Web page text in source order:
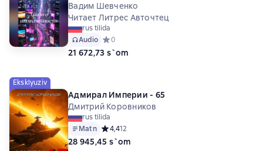
Вадим Шевченко
Читает Литрес Авточтец
rus tilida
Audio Средний рейтинг 0 на основе 0 оценок
0
21 672,73 s`om
Eksklyuziv
Адмирал Империи - 65
Дмитрий Коровников
rus tilida
Matn Средний рейтинг 4,4 на основе 12 оценок
4,412
28 945,45 s`om